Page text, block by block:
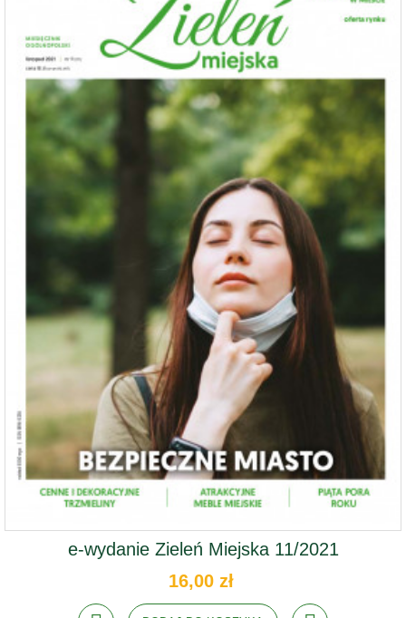
e-wydanie Zieleń Miejska 11/2021
16,00 zł